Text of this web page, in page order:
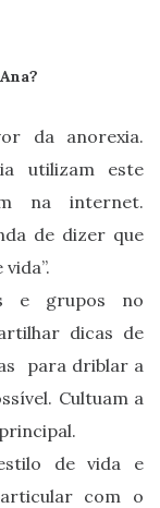
da anorexia.
utilizam este
na internet.
de dizer que
e grupos no
dicas de
para driblar a
Cultuam a
de vida e
com o